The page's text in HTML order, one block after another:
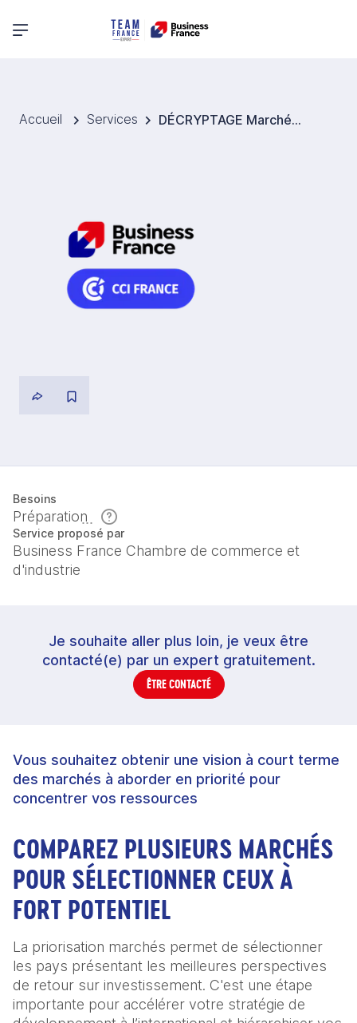
Menu principal
Accueil Services DÉCRYPTAGE Marchés Priorisation marchés
Besoins
Préparation
Service proposé par
Business France Chambre de commerce et
d'industrie
Je souhaite aller plus loin, je veux être
contacté(e) par un expert gratuitement.
ÊTRE CONTACTÉ
Vous souhaitez obtenir une vision à court terme
des marchés à aborder en priorité pour
concentrer vos ressources
COMPAREZ PLUSIEURS MARCHÉS
POUR SÉLECTIONNER CEUX À
FORT POTENTIEL
La priorisation marchés permet de sélectionner
les pays présentant les meilleures perspectives
de retour sur investissement. C'est une étape
importante pour accélérer votre stratégie de